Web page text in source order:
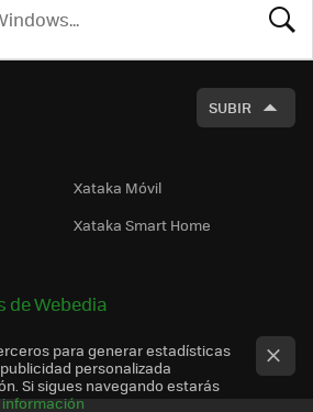
SUBIR
Xataka Móvil
Xataka Smart Home
de Webedia
para generar estadísticas
personalizada
Si sigues navegando estarás
información